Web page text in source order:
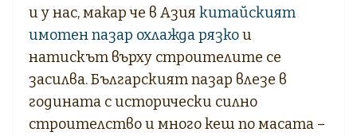
и у нас, макар че в Азия китайският
имотен пазар охлажда рязкои
натискът върху строителите се
засилва. Българският пазар влезе в
годината с исторически силно
строителство и много кеш по масата –